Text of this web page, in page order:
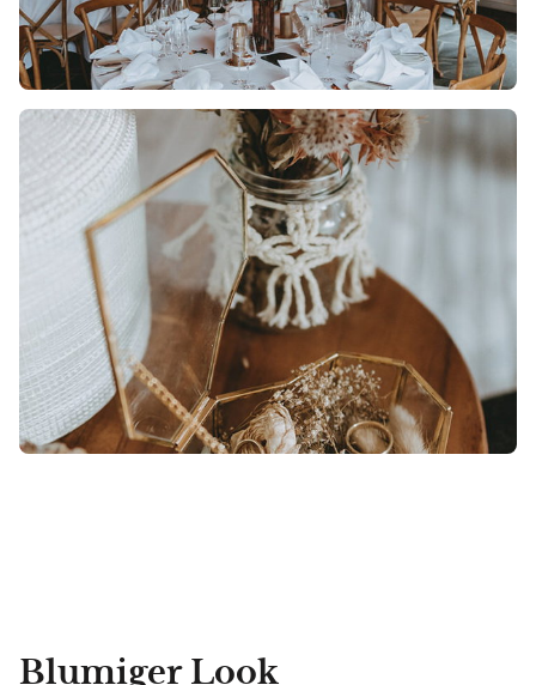
Blumiger Look